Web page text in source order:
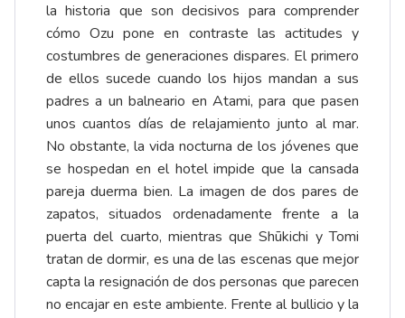
la historia que son decisivos para comprender
cómo Ozu pone en contraste las actitudes y
costumbres de generaciones dispares. El primero
de ellos sucede cuando los hijos mandan a sus
padres a un balneario en Atami, para que pasen
unos cuantos días de relajamiento junto al mar.
No obstante, la vida nocturna de los jóvenes que
se hospedan en el hotel impide que la cansada
pareja duerma bien. La imagen de dos pares de
zapatos, situados ordenadamente frente a la
puerta del cuarto, mientras que Shūkichi y Tomi
tratan de dormir, es una de las escenas que mejor
capta la resignación de dos personas que parecen
no encajar en este ambiente. Frente al bullicio y la